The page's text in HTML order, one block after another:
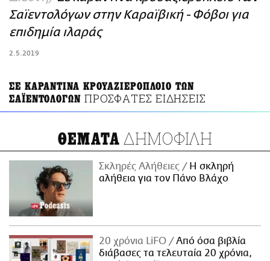
ΑΜΠΑ
PRINT
Σαϊεντολόγων στην Καραϊβική - Φόβοι για
επιδημία ιλαράς
2.5.2019
ΣΕ ΚΑΡΑΝΤΙΝΑ ΚΡΟΥΑΖΙΕΡΟΠΛΟΙΟ ΤΩΝ
ΣΑΪΕΝΤΟΛΟΓΩΝ ΠΡΟΣΦΑΤΕΣ ΕΙΔΗΣΕΙΣ
ΘΕΜΑΤΑ ΔΗΜΟΦΙΛΗ
Σκληρές Αλήθειες
H σκληρή
αλήθεια για τον Πάνο Βλάχο
20 χρόνια LiFO
Από όσα βιβλία
διάβασες τα τελευταία 20 χρόνια,